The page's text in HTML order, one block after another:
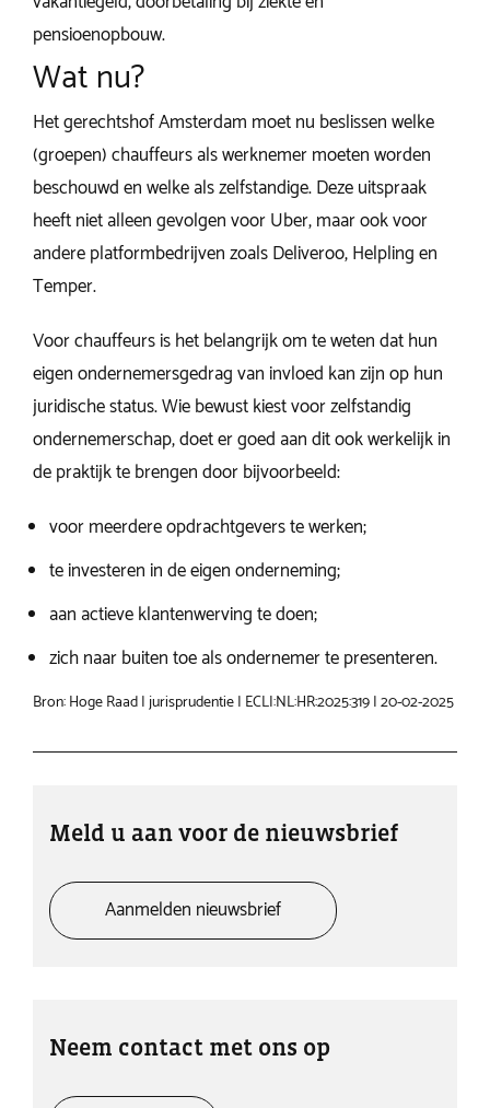
Meld u aan voor de nieuwsbrief
Aanmelden nieuwsbrief
Neem contact met ons op
pensioenopbouw.
Wat nu?
Het gerechtshof Amsterdam moet nu beslissen welke
(groepen) chauffeurs als werknemer moeten worden
beschouwd en welke als zelfstandige. Deze uitspraak
heeft niet alleen gevolgen voor Uber, maar ook voor
andere platformbedrijven zoals Deliveroo, Helpling en
Temper.
Voor chauffeurs is het belangrijk om te weten dat hun
eigen ondernemersgedrag van invloed kan zijn op hun
juridische status. Wie bewust kiest voor zelfstandig
ondernemerschap, doet er goed aan dit ook werkelijk in
de praktijk te brengen door bijvoorbeeld:
voor meerdere opdrachtgevers te werken;
te investeren in de eigen onderneming;
aan actieve klantenwerving te doen;
zich naar buiten toe als ondernemer te presenteren.
Bron: Hoge Raad | jurisprudentie | ECLI:NL:HR:2025:319 | 20-02-2025